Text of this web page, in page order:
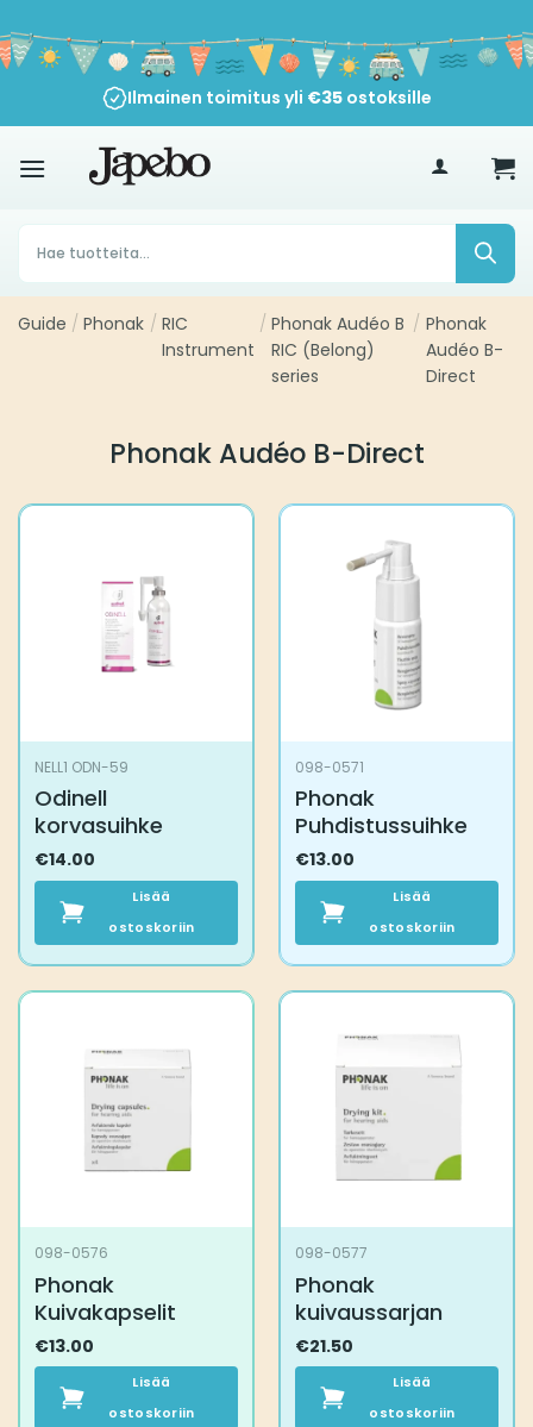
sisältöön
Ilmainen toimitus yli €35ostoksille
Products
search
Guide / Phonak / RIC
Instrument
/ Phonak Audéo B
RIC (Belong)
series
/ Phonak
Audéo B-
Direct
Phonak Audéo B-Direct
NELL1 ODN-59
Odinell
korvasuihke
€14.00
Lisää
ostoskoriin
098-0571
Phonak
Puhdistussuihke
€13.00
Lisää
ostoskoriin
098-0576
Phonak
Kuivakapselit
€13.00
Lisää
ostoskoriin
098-0577
Phonak
kuivaussarjan
€21.50
Lisää
ostoskoriin